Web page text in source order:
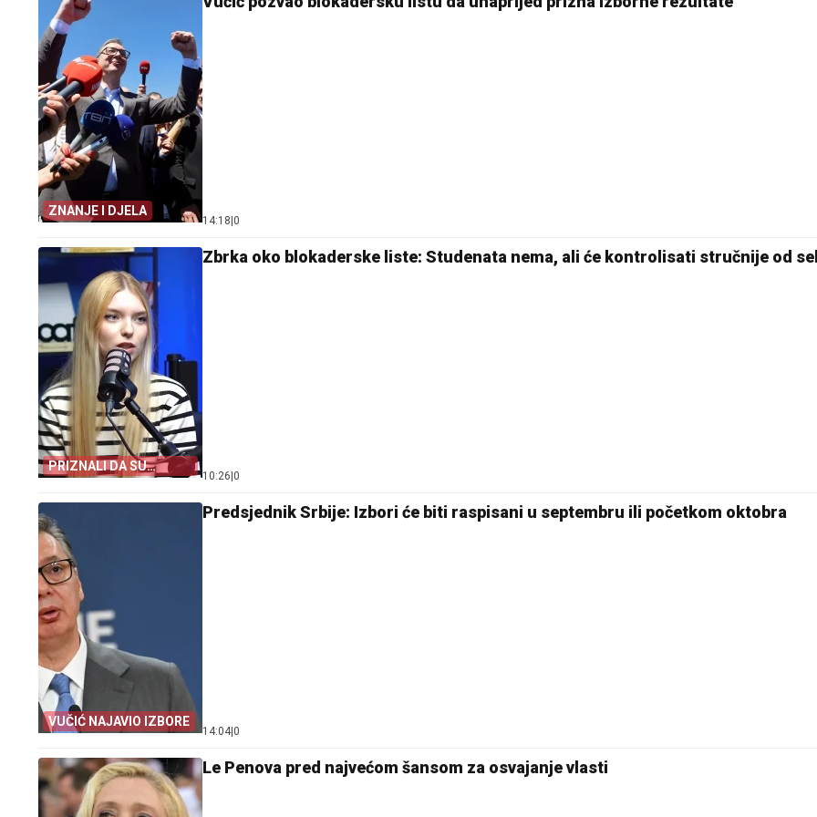
ZNANJE I DJELA
14:18 0
PRIZNALI DA SU
NESTRUČNI
Zbrka oko blokaderske liste: Studenata nema, ali će kontrolisati stručnije od
10:26 0
VUČIĆ NAJAVIO IZBORE
Predsjednik Srbije: Izbori će biti raspisani u septembru ili početkom oktobra
14:04 0
Le Penova pred najvećom šansom za osvajanje vlasti